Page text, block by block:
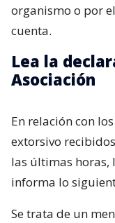
organismo o por
cuenta.
Lea la
Asociación
En relación con
extorsivo
las últimas horas,
informa lo
Se trata de un